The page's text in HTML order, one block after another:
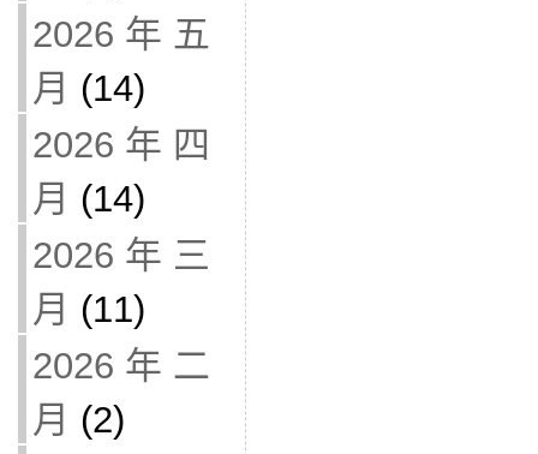
2026 年 五
月 (14)
2026 年 四
月 (14)
2026 年 三
月 (11)
2026 年 二
月 (2)